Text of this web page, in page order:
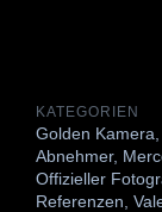
KATEGORIEN
Golden Kamera
Abnehmer,
Offizieller
Referenzen